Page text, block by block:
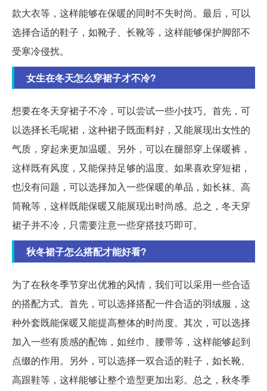
款大衣等，这样能够在保暖的同时不失时尚。最后，可以
选择合适的鞋子，如靴子、长靴等，这样能够保护脚部不
受寒冷侵扰。
女生在冬天怎么穿裙子才不冷?
想要在冬天穿裙子不冷，可以尝试一些小技巧。首先，可
以选择长毛呢裙，这种裙子既面料好，又能展现出女性的
气质，穿起来更加温暖。另外，可以在腿部穿上保暖裤，
这样既有风度，又能保持足够的温度。如果喜欢穿短裙，
也没有问题，可以选择加入一些保暖的单品，如长袜、高
筒靴等，这样既能保暖又能展现出时尚感。总之，冬天穿
裙子并不冷，只需要注意一些穿搭技巧即可。
秋冬裙子怎么搭配才能好看?
为了在秋冬季节穿出优雅的风情，我们可以采用一些合适
的搭配方式。首先，可以选择搭配一件合适的羽绒服，这
种外套既能保暖又能提高整体的时尚度。其次，可以选择
加入一些有质感的配饰，如丝巾、腰带等，这样能够起到
点缀的作用。另外，可以选择一双合适的鞋子，如长靴、
高跟鞋等，这样能够让整个造型更加出彩。总之，秋冬季